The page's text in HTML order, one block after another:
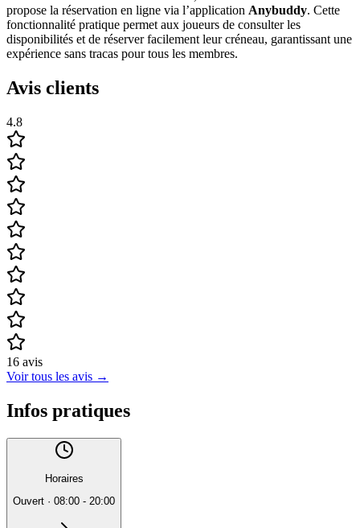
propose la réservation en ligne via l’application Anybuddy. Cette
fonctionnalité pratique permet aux joueurs de consulter les
disponibilités et de réserver facilement leur créneau, garantissant une
expérience sans tracas pour tous les membres.
Avis clients
4.8
16 avis
Voir tous les avis →
Infos pratiques
Horaires
Ouvert · 08:00 - 20:00